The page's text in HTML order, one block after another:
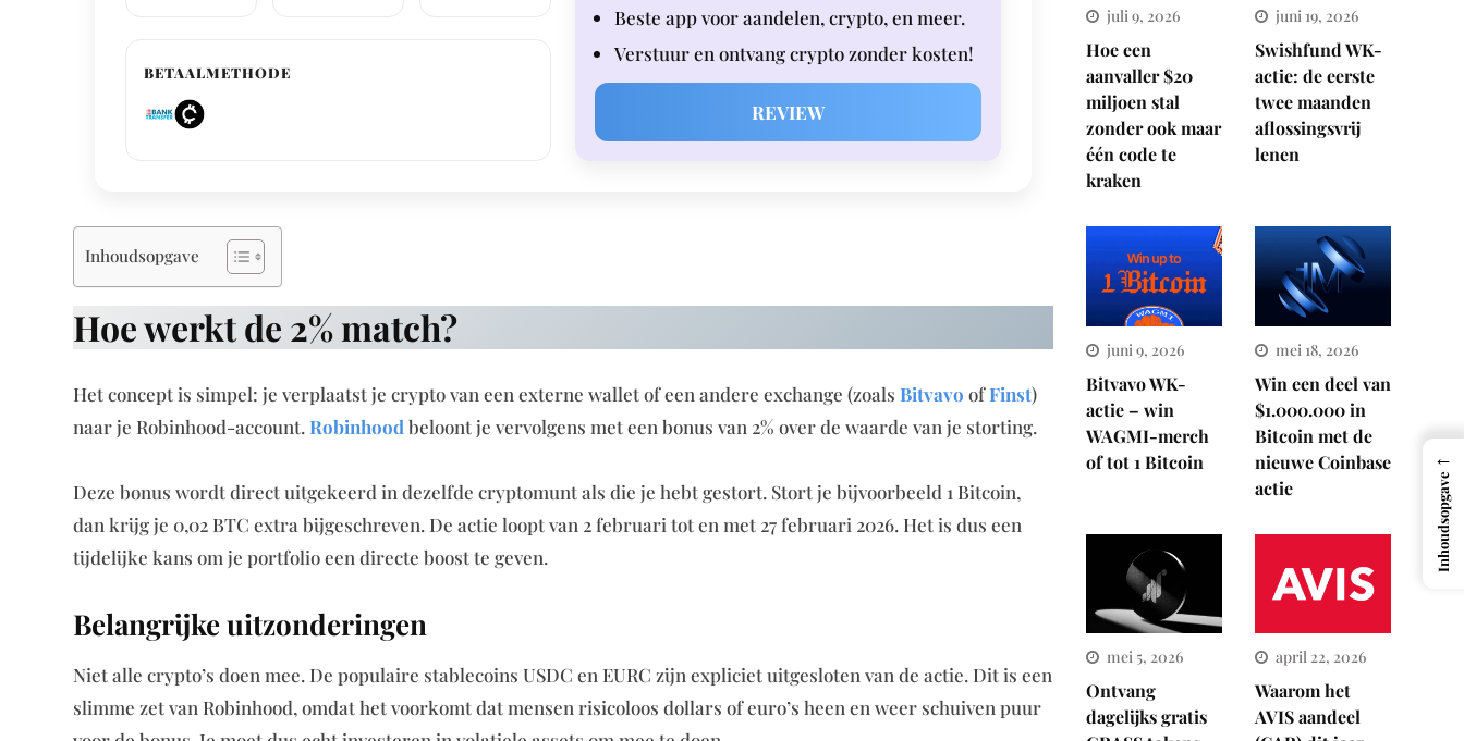
BETAALMETHODE
Beste app voor aandelen, crypto, en meer.
Verstuur en ontvang crypto zonder kosten!
REVIEW
Inhoudsopgave
Hoe werkt de 2% match?
Het concept is simpel: je verplaatst je crypto van een externe wallet of een andere exchange (zoals Bitvavo ofFinst)
naar je Robinhood-account.Robinhood beloont je vervolgens met een bonus van 2% over de waarde van je storting.
Deze bonus wordt direct uitgekeerd in dezelfde cryptomunt als die je hebt gestort. Stort je bijvoorbeeld 1 Bitcoin,
dan krijg je 0,02 BTC extra bijgeschreven. De actie loopt van 2 februari tot en met 27 februari 2026. Het is dus een
tijdelijke kans om je portfolio een directe boost te geven.
Belangrijke uitzonderingen
Niet alle crypto’s doen mee. De populaire stablecoins USDC en EURC zijn expliciet uitgesloten van de actie. Dit is een
slimme zet van Robinhood, omdat het voorkomt dat mensen risicoloos dollars of euro’s heen en weer schuiven puur
juli 9, 2026
Hoe een
aanvaller $20
miljoen stal
zonder ook maar
één code te
kraken
juni 19, 2026
Swishfund WK-
actie: de eerste
twee maanden
aflossingsvrij
lenen
juni 9, 2026
Bitvavo WK-
actie – win
WAGMI-merch
of tot 1 Bitcoin
mei 18, 2026
Win een deel van
$1.000.000 in
Bitcoin met de
nieuwe Coinbase
actie
mei 5, 2026
Ontvang
dagelijks gratis
april 22, 2026
Waarom het
AVIS aandeel
←
Inhoudsopgave